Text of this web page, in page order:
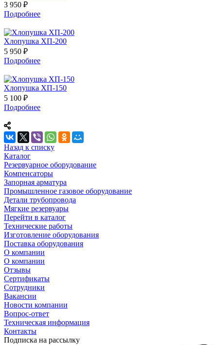
3 950 ₽
Подробнее
Хлопушка ХП-200
5 950 ₽
Подробнее
Хлопушка ХП-150
5 100 ₽
Подробнее
Назад к списку
Каталог
Резервуарное оборудование
Компенсаторы
Запорная арматура
Промышленное газовое оборудование
Детали трубопровода
Мягкие резервуары
Перейти в каталог
Технические работы
Изготовление оборудования
Поставка оборудования
О компании
О компании
Отзывы
Сертификаты
Сотрудники
Вакансии
Новости компании
Вопрос-ответ
Техническая информация
Контакты
Подписка на рассылку